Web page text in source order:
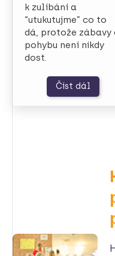
k zulíbání a
“utukutujme” co to
dá, protože zábavy
pohybu není nikdy
dost.
Číst dál